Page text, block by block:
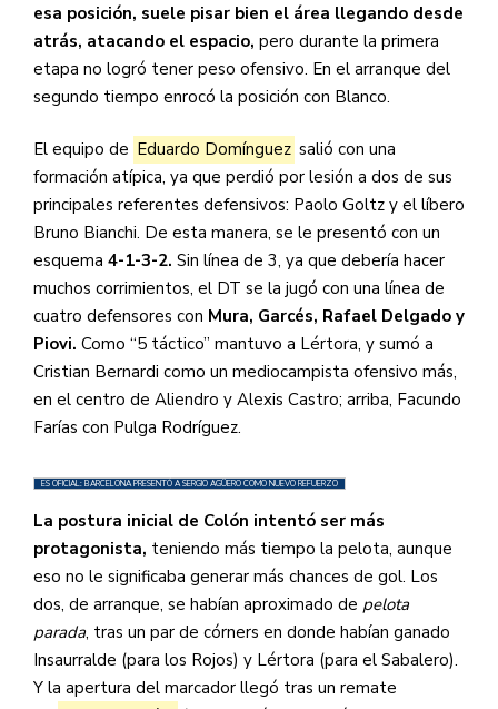
esa posición, suele pisar bien el área llegando desde
atrás, atacando el espacio, pero durante la primera
etapa no logró tener peso ofensivo. En el arranque del
segundo tiempo enrocó la posición con Blanco.
El equipo de Eduardo Domínguez salió con una
formación atípica, ya que perdió por lesión a dos de sus
principales referentes defensivos: Paolo Goltz y el líbero
Bruno Bianchi. De esta manera, se le presentó con un
esquema 4-1-3-2. Sin línea de 3, ya que debería hacer
muchos corrimientos, el DT se la jugó con una línea de
cuatro defensores con Mura, Garcés, Rafael Delgado y
Piovi. Como “5 táctico” mantuvo a Lértora, y sumó a
Cristian Bernardi como un mediocampista ofensivo más,
en el centro de Aliendro y Alexis Castro; arriba, Facundo
Farías con Pulga Rodríguez.
ES OFICIAL: BARCELONA PRESENTÓ A SERGIO AGÜERO COMO NUEVO REFUERZO
La postura inicial de Colón intentó ser más
protagonista, teniendo más tiempo la pelota, aunque
eso no le significaba generar más chances de gol. Los
dos, de arranque, se habían aproximado de pelota
parada, tras un par de córners en donde habían ganado
Insaurralde (para los Rojos) y Lértora (para el Sabalero).
Y la apertura del marcador llegó tras un remate